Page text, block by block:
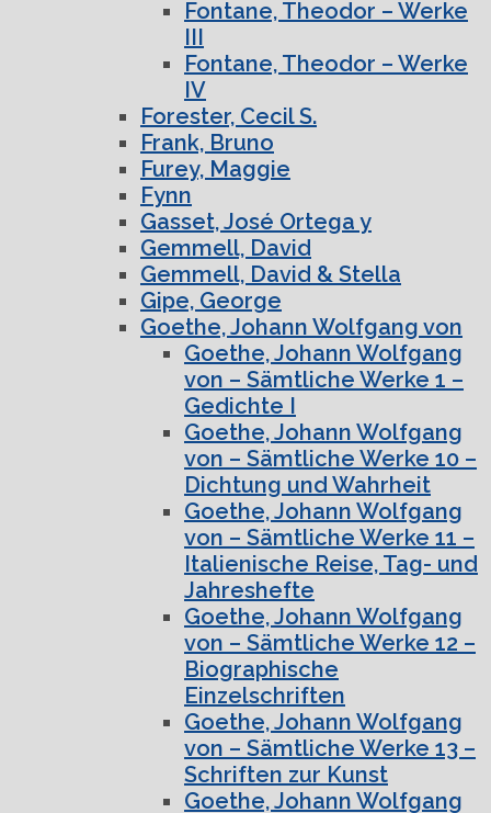
Fontane, Theodor – Werke
III
Fontane, Theodor – Werke
IV
Forester, Cecil S.
Frank, Bruno
Furey, Maggie
Fynn
Gasset, José Ortega y
Gemmell, David
Gemmell, David & Stella
Gipe, George
Goethe, Johann Wolfgang von
Goethe, Johann Wolfgang
von – Sämtliche Werke 1 –
Gedichte I
Goethe, Johann Wolfgang
von – Sämtliche Werke 10 –
Dichtung und Wahrheit
Goethe, Johann Wolfgang
von – Sämtliche Werke 11 –
Italienische Reise, Tag- und
Jahreshefte
Goethe, Johann Wolfgang
von – Sämtliche Werke 12 –
Biographische
Einzelschriften
Goethe, Johann Wolfgang
von – Sämtliche Werke 13 –
Schriften zur Kunst
Goethe, Johann Wolfgang